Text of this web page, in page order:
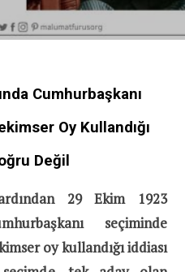
Cumhurbaşkanı
Oy Kullandığı
Değil
29 Ekim 1923
seçiminde
oy kullandığı iddiası